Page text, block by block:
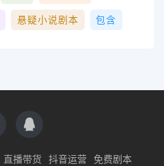
悬疑小说剧本 包含
直播带货 抖音运营
免费剧本